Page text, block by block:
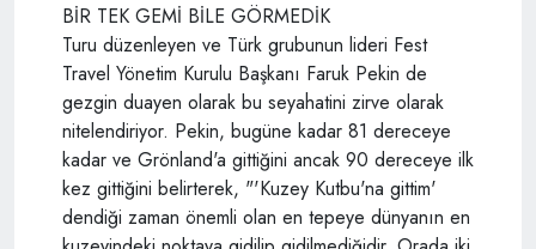
BİR TEK GEMİ BİLE GÖRMEDİK
Turu düzenleyen ve Türk grubunun lideri Fest
Travel Yönetim Kurulu Başkanı Faruk Pekin de
gezgin duayen olarak bu seyahatini zirve olarak
nitelendiriyor. Pekin, bugüne kadar 81 dereceye
kadar ve Grönland'a gittiğini ancak 90 dereceye ilk
kez gittiğini belirterek, "'Kuzey Kutbu'na gittim'
dendiği zaman önemli olan en tepeye dünyanın en